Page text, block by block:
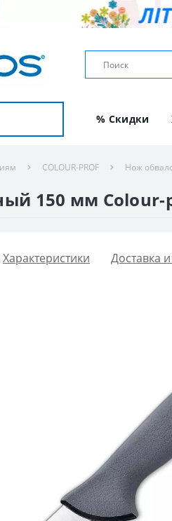
% Скидки
COLOUR-PROF Нож
150 мм Сolour-
Характеристики Доставка